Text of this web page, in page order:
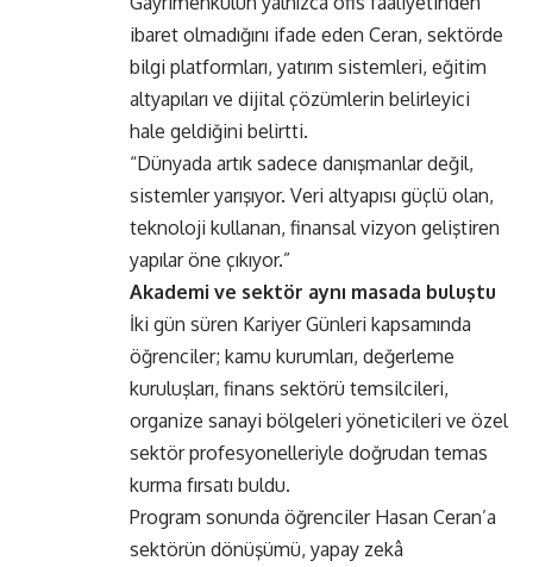
ibaret olmadığını ifade eden Ceran, sektörde
bilgi platformları, yatırım sistemleri, eğitim
altyapıları ve dijital çözümlerin belirleyici
hale geldiğini belirtti.
“Dünyada artık sadece danışmanlar değil,
sistemler yarışıyor. Veri altyapısı güçlü olan,
teknoloji kullanan, finansal vizyon geliştiren
yapılar öne çıkıyor.”
Akademi ve sektör aynı masada buluştu
İki gün süren Kariyer Günleri kapsamında
öğrenciler; kamu kurumları, değerleme
kuruluşları, finans sektörü temsilcileri,
organize sanayi bölgeleri yöneticileri ve özel
sektör profesyonelleriyle doğrudan temas
kurma fırsatı buldu.
Program sonunda öğrenciler Hasan Ceran’a
sektörün dönüşümü, yapay zekâ